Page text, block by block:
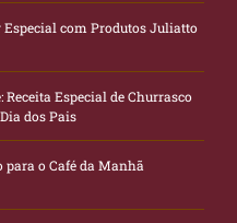
com Produtos Juliatto
Especial de Churrasco
dos Pais
para o Café da Manhã